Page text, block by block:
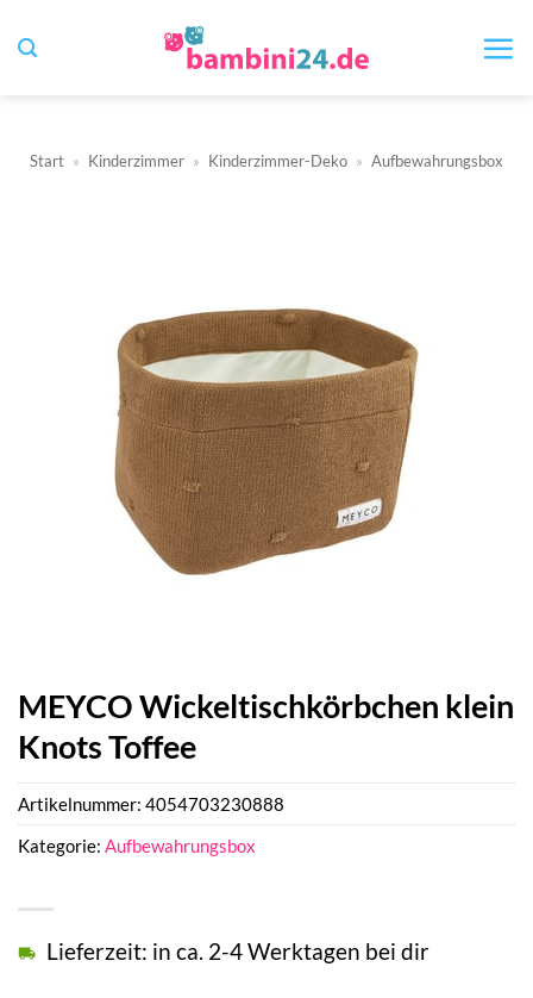
Inhalt
Start » Kinderzimmer » Kinderzimmer-Deko » Aufbewahrungsbox
MEYCO Wickeltischkörbchen klein
Knots Toffee
Lieferzeit: in ca. 2-4 Werktagen bei dir
Artikelnummer: 4054703230888
Kategorie: Aufbewahrungsbox